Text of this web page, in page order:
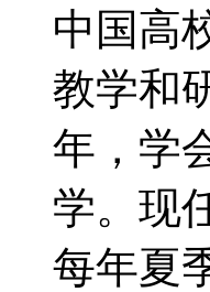
中国高
教学和
年，学
学。现
每年夏